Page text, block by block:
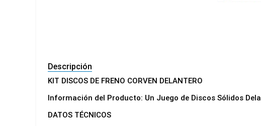
Descripción
KIT DISCOS DE FRENO CORVEN DELANTERO
Información del Producto: Un Juego de Discos Sólidos
DATOS TÉCNICOS